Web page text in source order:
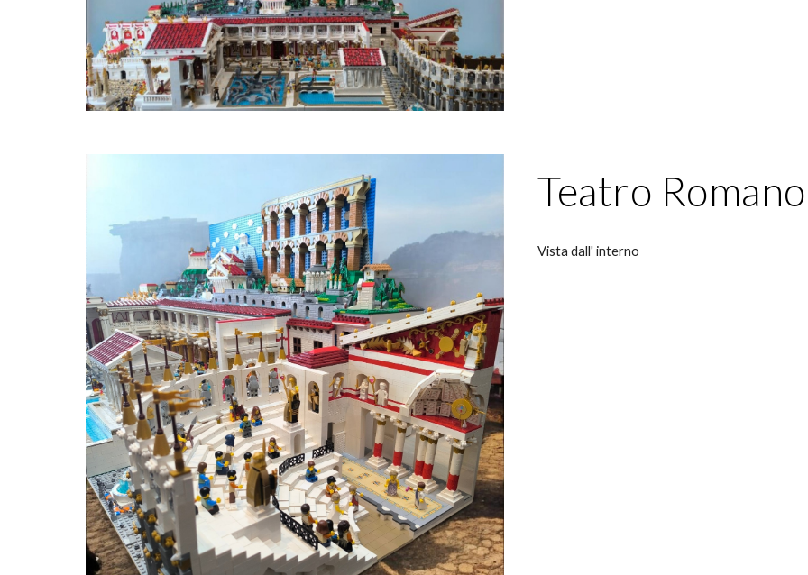
Teatro Romano
Vista dall' interno